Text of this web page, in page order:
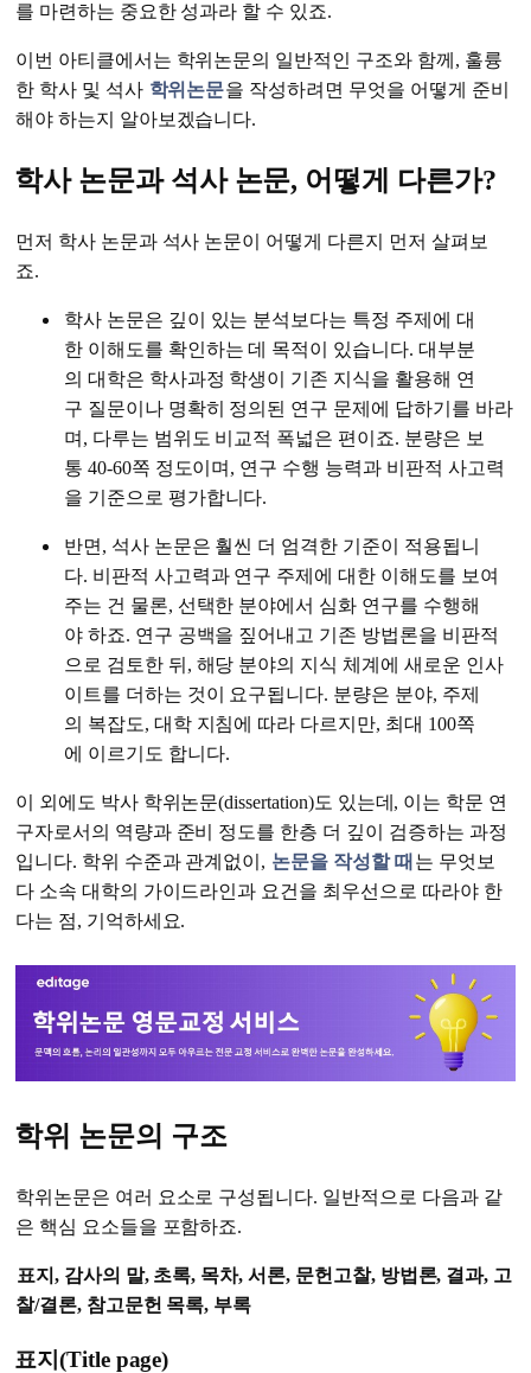
를 마련하는 중요한 성과라 할 수 있죠.
이번 아티클에서는 학위논문의 일반적인 구조와 함께, 훌륭
한 학사 및 석사 학위논문을 작성하려면 무엇을 어떻게 준비
해야 하는지 알아보겠습니다.
학사 논문과 석사 논문, 어떻게 다른가?
먼저 학사 논문과 석사 논문이 어떻게 다른지 먼저 살펴보
죠.
학사 논문은 깊이 있는 분석보다는 특정 주제에 대
한 이해도를 확인하는 데 목적이 있습니다. 대부분
의 대학은 학사과정 학생이 기존 지식을 활용해 연
구 질문이나 명확히 정의된 연구 문제에 답하기를 바라
며, 다루는 범위도 비교적 폭넓은 편이죠. 분량은 보
통 40-60쪽 정도이며, 연구 수행 능력과 비판적 사고력
을 기준으로 평가합니다.
반면, 석사 논문은 훨씬 더 엄격한 기준이 적용됩니
다. 비판적 사고력과 연구 주제에 대한 이해도를 보여
주는 건 물론, 선택한 분야에서 심화 연구를 수행해
야 하죠. 연구 공백을 짚어내고 기존 방법론을 비판적
으로 검토한 뒤, 해당 분야의 지식 체계에 새로운 인사
이트를 더하는 것이 요구됩니다. 분량은 분야, 주제
의 복잡도, 대학 지침에 따라 다르지만, 최대 100쪽
에 이르기도 합니다.
이 외에도 박사 학위논문(dissertation)도 있는데, 이는 학문 연
구자로서의 역량과 준비 정도를 한층 더 깊이 검증하는 과정
입니다. 학위 수준과 관계없이, 논문을 작성할 때 는 무엇보
다 소속 대학의 가이드라인과 요건을 최우선으로 따라야 한
다는 점, 기억하세요.
학위 논문의 구조
학위논문은 여러 요소로 구성됩니다. 일반적으로 다음과 같
은 핵심 요소들을 포함하죠.
표지, 감사의 말, 초록, 목차, 서론, 문헌고찰, 방법론, 결과, 고
찰/결론, 참고문헌 목록, 부록
표지(Title page)